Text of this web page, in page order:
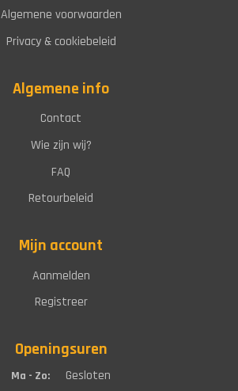
Algemene voorwaarden
Privacy & cookiebeleid
Algemene info
Contact
Wie zijn wij?
FAQ
Retourbeleid
Mijn account
Aanmelden
Registreer
Openingsuren
Ma - Zo: Gesloten